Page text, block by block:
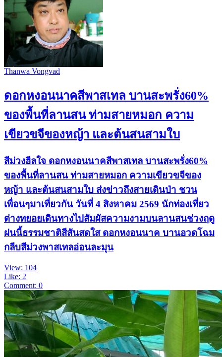
Thanwa Vongvad
ดอกหงอนนาคสีพาสเทล บานสะพรั่ง60%
ของพื้นที่ลานสน ท่ามสายหมอก ความ
เขียวขจีของหญ้า และต้นสนสามใบ
สีม่วงฮีลใจ ดอกหงอนนาคสีพาสเทล บานสะพรั่ง60%
ของพื้นที่ลานสน ท่ามสายหมอก ความเขียวขจีของ
หญ้า และต้นสนสามใบ ส่งข่าวถึงสายเดินป่า ชวน
เพื่อนๆมาเที่ยวกัน วันที่ 4 สิงหาคม 2569 นักท่องเที่ยว
ต่างทยอยเดินทางไปสัมผัสความงามบนลานสนช่วงฤดู
ฝนนี้ธรรมชาติสีสันสดใส ดอกหงอนนาค บานอวดโฉม
กลีบสีม่วงพาสเทลอ่อนละมุน
View: 104
Like: 2
Comment: 0